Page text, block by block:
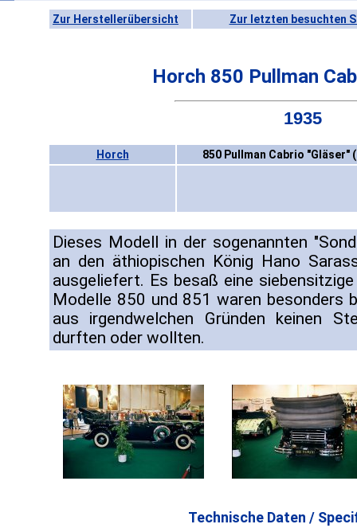
Zur Herstellerübersicht Zur letzten besuchten
Horch 850 Pullman
1935
Horch 850 Pullman Cabrio "Gläser"
Dieses Modell in der sogenannten
an den äthiopischen König Hano
ausgeliefert. Es besaß eine
Modelle 850 und 851 waren besonders
aus irgendwelchen Gründen keinen
durften oder wollten.
Technische Daten /